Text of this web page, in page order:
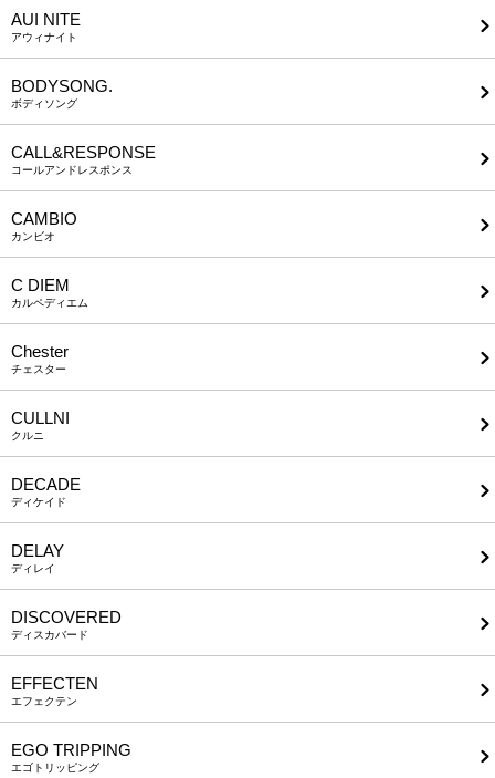
AUI NITE
アウィナイト
BODYSONG.
ボディソング
CALL&RESPONSE
コールアンドレスポンス
CAMBIO
カンビオ
C DIEM
カルペディエム
Chester
チェスター
CULLNI
クルニ
DECADE
ディケイド
DELAY
ディレイ
DISCOVERED
ディスカバード
EFFECTEN
エフェクテン
EGO TRIPPING
エゴトリッピング